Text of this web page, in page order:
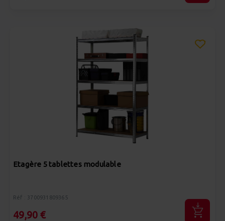
Etagère 5 tablettes modulable
Réf : 3700931809365
49,90 €